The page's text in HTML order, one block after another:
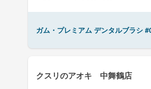
ガム・プレミアム デンタルブラシ
クスリのアオキ 中舞鶴店